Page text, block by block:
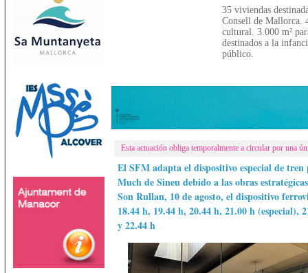
35 viviendas
Consell de Mallorca.
cultural. 3.000 m²
destinados a la
público.
Esta actuación obliga temporalmente a circular por una
El SFM adapta el dispositivo especial de tren
Much de Sineu debido a las obras
Son Rullan, 10 de agosto, el dispositivo
18.44 h, 19.44 h, 20.44 h, 21.00 h (especial),
y 22.44 h